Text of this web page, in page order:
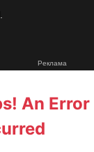
Реклама